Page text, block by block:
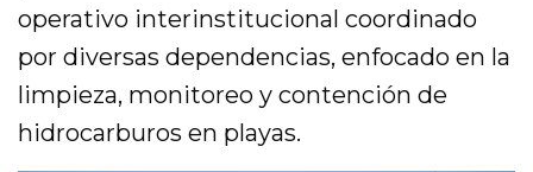
operativo interinstitucional coordinado
por diversas dependencias, enfocado en la
limpieza, monitoreo y contención de
hidrocarburos en playas.